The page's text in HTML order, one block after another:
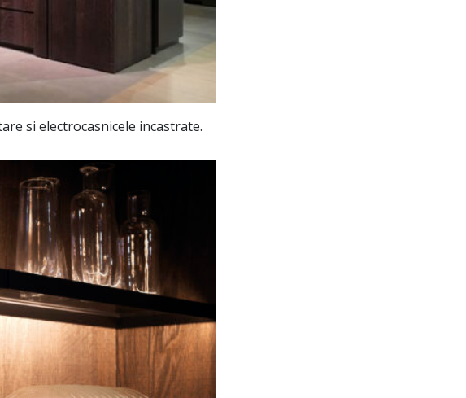
si electrocasnicele incastrate.